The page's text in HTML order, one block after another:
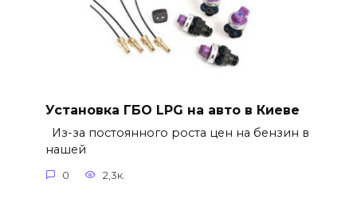
Установка ГБО LPG на авто в Киеве
Из-за постоянного роста цен на бензин в
нашей
0 2,3к.